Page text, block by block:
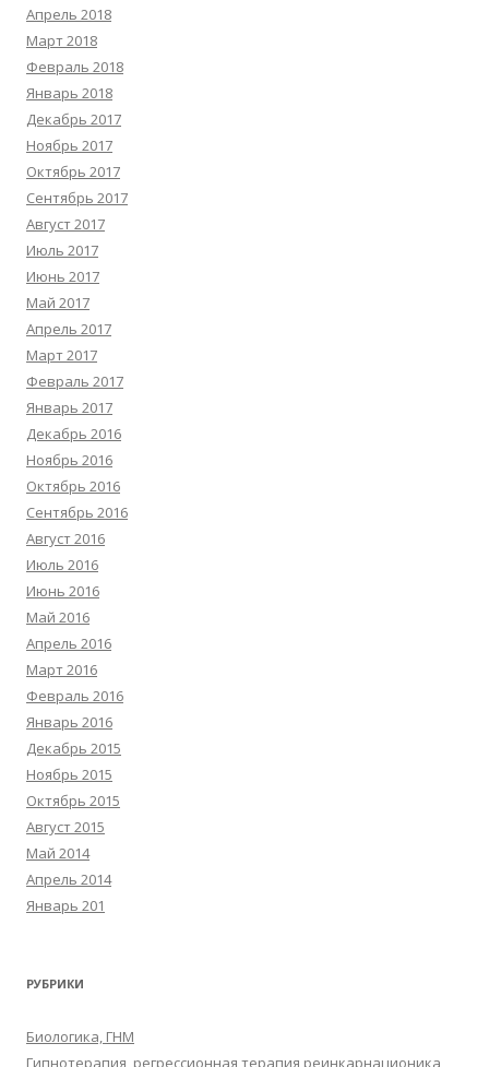
Апрель 2018
Март 2018
Февраль 2018
Январь 2018
Декабрь 2017
Ноябрь 2017
Октябрь 2017
Сентябрь 2017
Август 2017
Июль 2017
Июнь 2017
Май 2017
Апрель 2017
Март 2017
Февраль 2017
Январь 2017
Декабрь 2016
Ноябрь 2016
Октябрь 2016
Сентябрь 2016
Август 2016
Июль 2016
Июнь 2016
Май 2016
Апрель 2016
Март 2016
Февраль 2016
Январь 2016
Декабрь 2015
Ноябрь 2015
Октябрь 2015
Август 2015
Май 2014
Апрель 2014
Январь 201
РУБРИКИ
Биологика, ГНМ
Гипнотерапия, регрессионная терапия,реинкарнационика